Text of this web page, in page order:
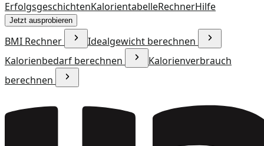
ErfolgsgeschichtenKalorientabelleRechnerHilfe
Jetzt ausprobieren
BMI Rechner
Idealgewicht berechnen
Kalorienbedarf berechnen
Kalorienverbrauch
berechnen